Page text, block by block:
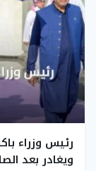
رئيس وزراء
ويغادر بعد